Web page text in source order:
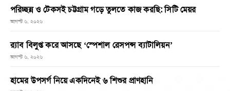
পরিচ্ছন্ন ও টেকসই চট্টগ্রাম গড়ে তুলতে কাজ করছি: সিটি মেয়র
আগস্ট ৬, ২০২৬
র‌্যাব বিলুপ্ত করে আসছে ‘স্পেশাল রেসপন্স ব্যাটালিয়ন’
আগস্ট ৬, ২০২৬
হামের উপসর্গ নিয়ে একদিনেই ৬ শিশুর প্রাণহানি